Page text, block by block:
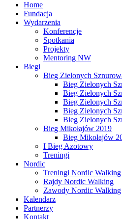
Home
Fundacja
Wydarzenia
Konferencje
Spotkania
Projekty
Mentoring NW
Biegi
Bieg Zielonych
Bieg Zielonych
Bieg Zielonych
Bieg Zielonych
Bieg Zielonych
Bieg Zielonych
Bieg Mikołajów 2019
Bieg Mikołajów
I Bieg Azotowy
Treningi
Nordic
Treningi Nordic Walking
Rajdy Nordic Walking
Zawody Nordic Walking
Kalendarz
Partnerzy
Kontakt